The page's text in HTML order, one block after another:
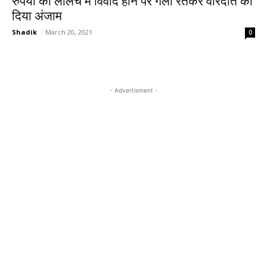
दिया अंजाम
Shadik - March 20, 2021 0
- Advertisment -